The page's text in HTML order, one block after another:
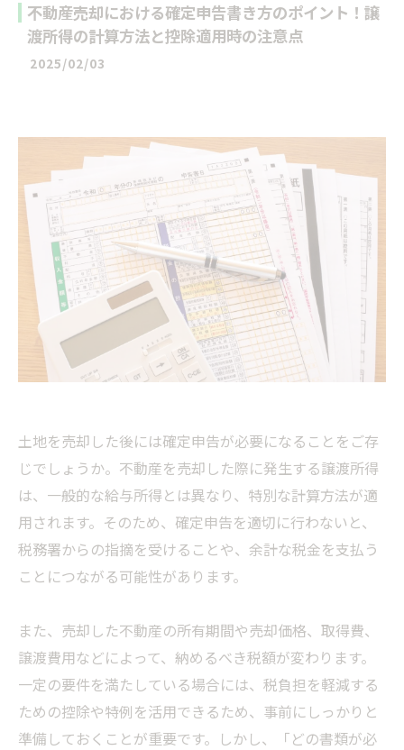
不動産売却における確定申告書き方のポイント！譲
渡所得の計算方法と控除適用時の注意点
2025/02/03
土地を売却した後には確定申告が必要になることをご存
じでしょうか。不動産を売却した際に発生する譲渡所得
は、一般的な給与所得とは異なり、特別な計算方法が適
用されます。そのため、確定申告を適切に行わないと、
税務署からの指摘を受けることや、余計な税金を支払う
ことにつながる可能性があります。
また、売却した不動産の所有期間や売却価格、取得費、
譲渡費用などによって、納めるべき税額が変わります。
一定の要件を満たしている場合には、税負担を軽減する
ための控除や特例を活用できるため、事前にしっかりと
準備しておくことが重要です。しかし、「どの書類が必